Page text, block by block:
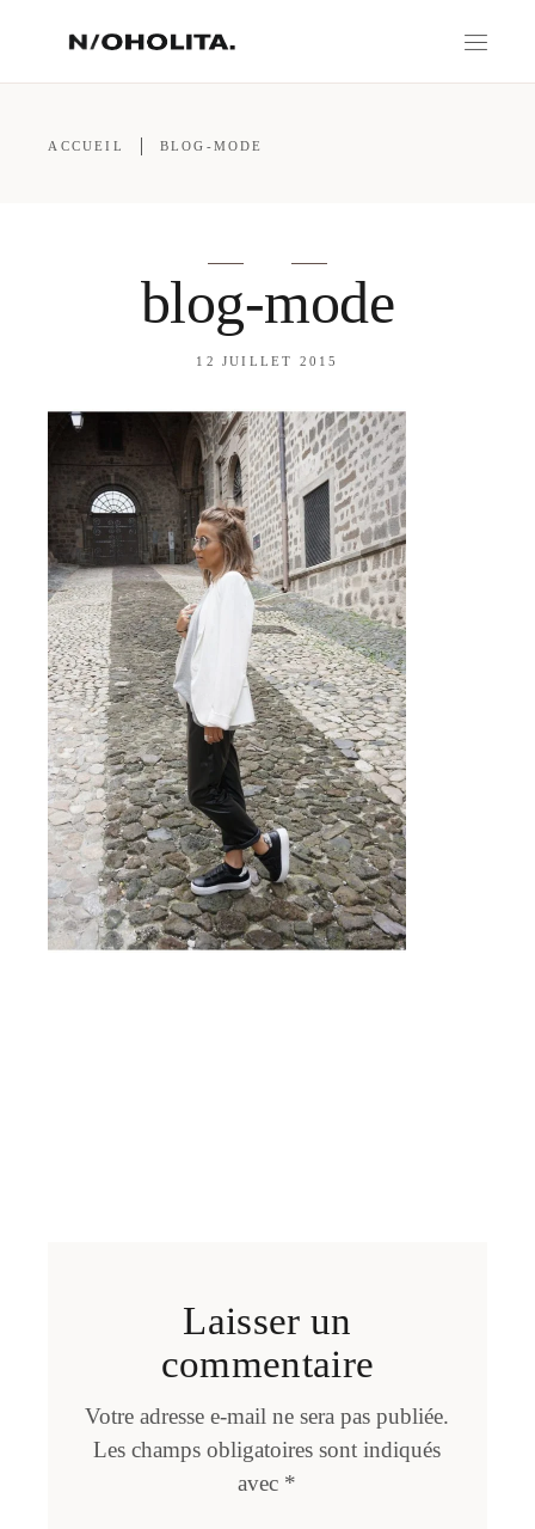
ACCUEIL BLOG-MODE
blog-mode
12 JUILLET 2015
Laisser un
commentaire
Votre adresse e-mail ne sera pas publiée.
Les champs obligatoires sont indiqués
avec *